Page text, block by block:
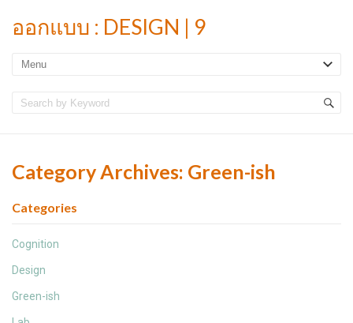
ออกแบบ : DESIGN | 9
Category Archives: Green-ish
Categories
Cognition
Design
Green-ish